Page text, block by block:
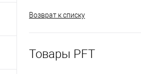
Возврат к списку
Товары PFT